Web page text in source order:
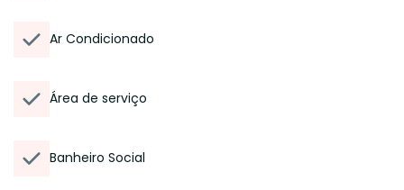
Ar Condicionado
Área de serviço
Banheiro Social